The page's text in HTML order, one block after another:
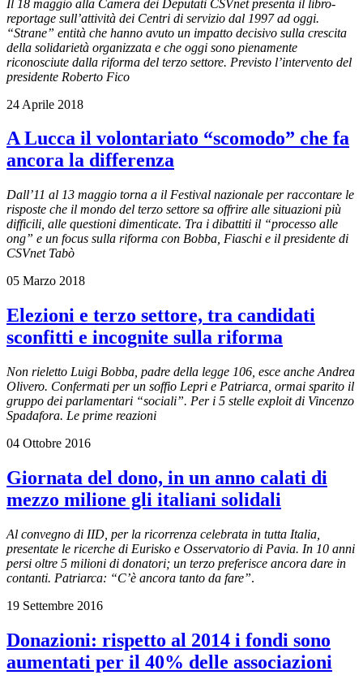
Il 18 maggio alla Camera dei Deputati CSVnet presenta il libro-
reportage sull’attività dei Centri di servizio dal 1997 ad oggi.
“Strane” entità che hanno avuto un impatto decisivo sulla crescita
della solidarietà organizzata e che oggi sono pienamente
riconosciute dalla riforma del terzo settore. Previsto l’intervento del
presidente Roberto Fico
24 Aprile 2018
A Lucca il volontariato “scomodo” che fa
ancora la differenza
Dall’11 al 13 maggio torna a il Festival nazionale per raccontare le
risposte che il mondo del terzo settore sa offrire alle situazioni più
difficili, alle questioni dimenticate. Tra i dibattiti il “processo alle
ong” e un focus sulla riforma con Bobba, Fiaschi e il presidente di
CSVnet Tabò
05 Marzo 2018
Elezioni e terzo settore, tra candidati
sconfitti e incognite sulla riforma
Non rieletto Luigi Bobba, padre della legge 106, esce anche Andrea
Olivero. Confermati per un soffio Lepri e Patriarca, ormai sparito il
gruppo dei parlamentari “sociali”. Per i 5 stelle exploit di Vincenzo
Spadafora. Le prime reazioni
04 Ottobre 2016
Giornata del dono, in un anno calati di
mezzo milione gli italiani solidali
Al convegno di IID, per la ricorrenza celebrata in tutta Italia,
presentate le ricerche di Eurisko e Osservatorio di Pavia. In 10 anni
persi oltre 5 milioni di donatori; un terzo preferisce ancora dare in
contanti. Patriarca: “C’è ancora tanto da fare”.
19 Settembre 2016
Donazioni: rispetto al 2014 i fondi sono
aumentati per il 40% delle associazioni